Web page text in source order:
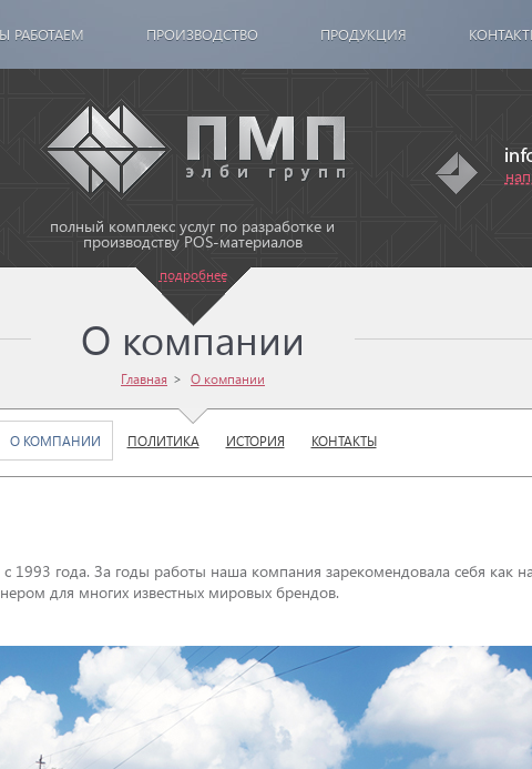
РАБОТАЕМ ПРОИЗВОДСТВО ПРОДУКЦИЯ
полный комплекс услуг по разработке и
производству POS-материалов
подробнее
О компании
Главная О компании
О КОМПАНИИ ПОЛИТИКА ИСТОРИЯ КОНТАКТЫ
года. За годы работы наша компания зарекомендовала себя как
для многих известных мировых брендов.